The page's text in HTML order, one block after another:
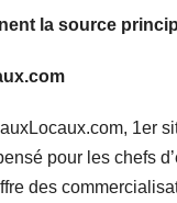
la source
1er
pour les chefs
des